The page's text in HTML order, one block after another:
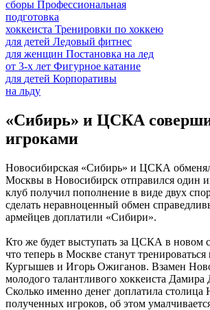
сборы Профессиональная
подготовка
хоккеиста Тренировки по хоккею
для детей Ледовый фитнес
для женщин Постановка на лед
от 3-х лет Фигурное катание
для детей Корпоративы
на льду
«Сибирь» и ЦСКА
игроками
Новосибирская «Сибирь» и ЦСКА
Москвы в Новосибирск отправился один
клуб получил пополнение в виде двух
сделать неравноценный обмен
армейцев доплатили «Сибири».
Кто же будет выступать за ЦСКА в новом
что теперь в Москве станут
Кургышев и Игорь Ожиганов. Взамен
молодого талантливого хоккеиста Дамира
Сколько именно денег доплатила столица
полученных игроков, об этом